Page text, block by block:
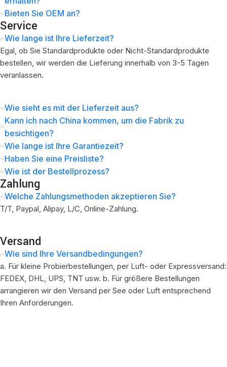
Bieten Sie OEM an?
Service
Wie lange ist Ihre Lieferzeit?
Egal, ob Sie Standardprodukte oder Nicht-Standardprodukte
bestellen, wir werden die Lieferung innerhalb von 3-5 Tagen
veranlassen.
Wie sieht es mit der Lieferzeit aus?
Kann ich nach China kommen, um die Fabrik zu
besichtigen?
Wie lange ist Ihre Garantiezeit?
Haben Sie eine Preisliste?
Wie ist der Bestellprozess?
Zahlung
Welche Zahlungsmethoden akzeptieren Sie?
T/T, Paypal, Alipay, L/C, Online-Zahlung.
Versand
Wie sind Ihre Versandbedingungen?
a. Für kleine Probierbestellungen, per Luft- oder Expressversand:
FEDEX, DHL, UPS, TNT usw. b. Für größere Bestellungen
arrangieren wir den Versand per See oder Luft entsprechend
Ihren Anforderungen.